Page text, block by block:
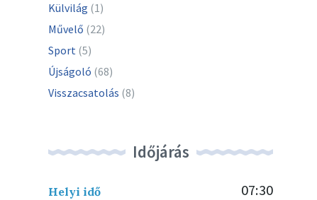
Külvilág (1)
Művelő (22)
Sport (5)
Újságoló (68)
Visszacsatolás (8)
Időjárás
Helyi idő 07:30